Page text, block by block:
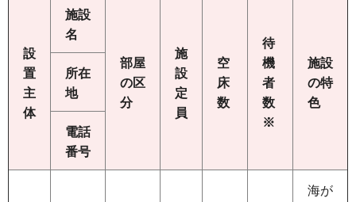
設
置
主
体
施設
名
部屋
の区
分
施
設
定
員
空
床
数
待
機
者
数
※
施設
の特
色
所在
地
電話
番号
海が